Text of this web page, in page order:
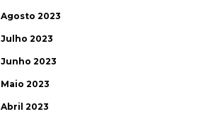
Agosto 2023
Julho 2023
Junho 2023
Maio 2023
Abril 2023